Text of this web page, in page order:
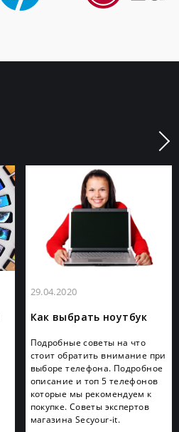
29.04.2020
Как выбрать ноутбук
Подробные советы на что
стоит обратить внимание при
выборе телефона. Подробное
описание и топ 5 телефонов
которые мы рекомендуем к
покупке. Советы экспертов
магазина Secyour-it.